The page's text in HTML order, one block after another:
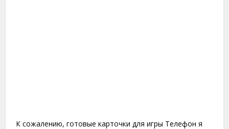
К сожалению, готовые карточки для игры Телефон я